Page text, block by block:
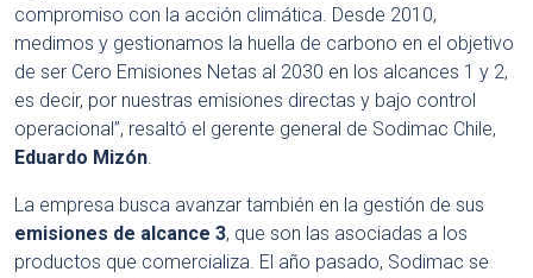
compromiso con la acción climática. Desde 2010,
medimos y gestionamos la huella de carbono en el objetivo
de ser Cero Emisiones Netas al 2030 en los alcances 1 y 2,
es decir, por nuestras emisiones directas y bajo control
operacional”, resaltó el gerente general de Sodimac Chile,
Eduardo Mizón.
La empresa busca avanzar también en la gestión de sus
emisiones de alcance 3, que son las asociadas a los
productos que comercializa. El año pasado, Sodimac se